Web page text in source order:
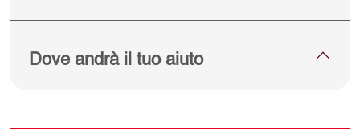
Dove andrà il tuo aiuto